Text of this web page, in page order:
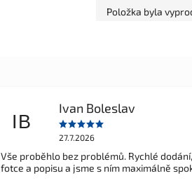
Položka byla
IB
Ivan Boleslav
27.7.2026
Vše proběhlo bez problémů. Rychlé
fotce a popisu a jsme s ním maximálně